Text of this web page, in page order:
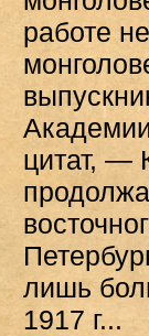
работе
цитат, —
лишь
1917 г...